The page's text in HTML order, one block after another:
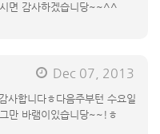
면 감사하겠습니당~~^^
Dec 07, 2013
합니다ㅎ다음주부턴 수요일
만 바램이있습니당~~!ㅎ